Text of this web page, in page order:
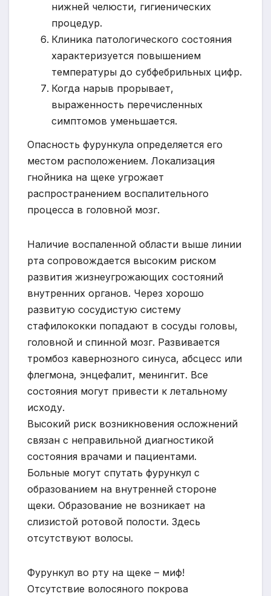
нижней челюсти, гигиенических
процедур.
Клиника патологического состояния
характеризуется повышением
температуры до субфебрильных цифр.
Когда нарыв прорывает,
выраженность перечисленных
симптомов уменьшается.
Опасность фурункула определяется его
местом расположением. Локализация
гнойника на щеке угрожает
распространением воспалительного
процесса в головной мозг.
Наличие воспаленной области выше линии
рта сопровождается высоким риском
развития жизнеугрожающих состояний
внутренних органов. Через хорошо
развитую сосудистую систему
стафилококки попадают в сосуды головы,
головной и спинной мозг. Развивается
тромбоз кавернозного синуса, абсцесс или
флегмона, энцефалит, менингит. Все
состояния могут привести к летальному
исходу.
Высокий риск возникновения осложнений
связан с неправильной диагностикой
состояния врачами и пациентами.
Больные могут спутать фурункул с
образованием на внутренней стороне
щеки. Образование не возникает на
слизистой ротовой полости. Здесь
отсутствуют волосы.
Фурункул во рту на щеке – миф!
Отсутствие волосяного покрова